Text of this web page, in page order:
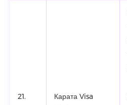
21.
Карата Visa